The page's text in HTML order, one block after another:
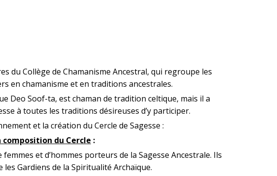
duCollège de Chamanisme Ancestral, qui regroupe les
en chamanisme et en traditions ancestrales.
Deo Soof-ta, est chaman de tradition celtique, mais il a
à toutes les traditions désireuses d’y participer.
et la création du Cercle de Sagesse :
composition du Cercle :
et d’hommes porteurs de la Sagesse Ancestrale. Ils
les Gardiens de la Spiritualité Archaïque.